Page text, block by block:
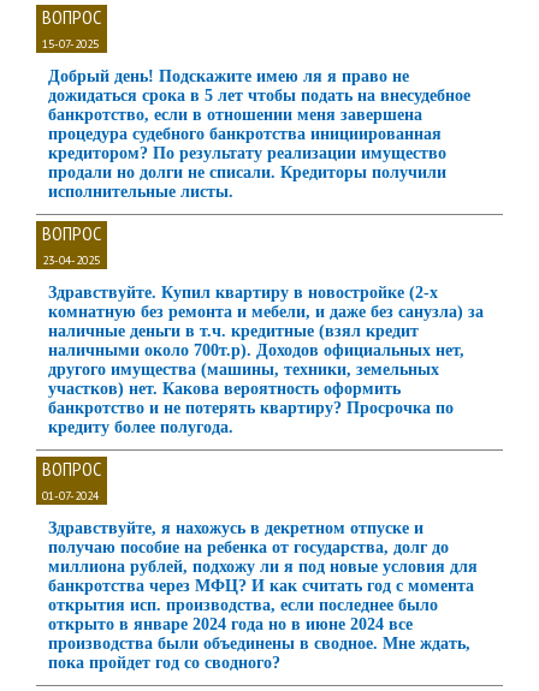
ВОПРОС
15-07-2025
Добрый день! Подскажите имею ля я право не
дожидаться срока в 5 лет чтобы подать на внесудебное
банкротство, если в отношении меня завершена
процедура судебного банкротства инициированная
кредитором? По результату реализации имущество
продали но долги не списали. Кредиторы получили
исполнительные листы.
ВОПРОС
23-04-2025
Здравствуйте. Купил квартиру в новостройке (2-х
комнатную без ремонта и мебели, и даже без санузла) за
наличные деньги в т.ч. кредитные (взял кредит
наличными около 700т.р). Доходов официальных нет,
другого имущества (машины, техники, земельных
участков) нет. Какова вероятность оформить
банкротство и не потерять квартиру? Просрочка по
кредиту более полугода.
ВОПРОС
01-07-2024
Здравствуйте, я нахожусь в декретном отпуске и
получаю пособие на ребенка от государства, долг до
миллиона рублей, подхожу ли я под новые условия для
банкротства через МФЦ? И как считать год с момента
открытия исп. производства, если последнее было
открыто в январе 2024 года но в июне 2024 все
производства были объединены в сводное. Мне ждать,
пока пройдет год со сводного?